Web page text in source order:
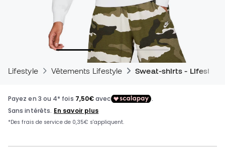
Lifestyle Vêtements Lifestyle Sweat-shirts - Lifestyle